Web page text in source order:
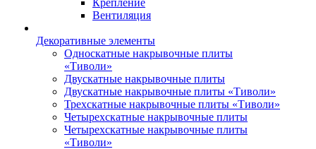
Крепление
Вентиляция
Декоративные элементы
Односкатные накрывочные плиты
«Тиволи»
Двускатные накрывочные плиты
Двускатные накрывочные плиты «Тиволи»
Трехскатные накрывочные плиты «Тиволи»
Четырехскатные накрывочные плиты
Четырехскатные накрывочные плиты
«Тиволи»